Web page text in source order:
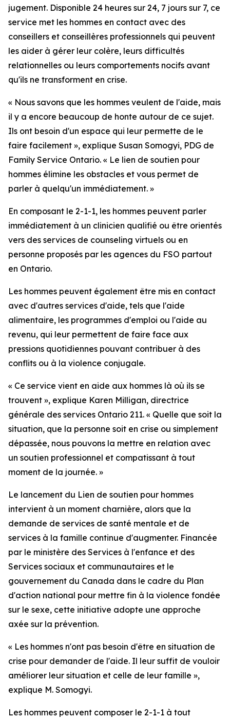
jugement. Disponible 24 heures sur 24, 7 jours sur 7, ce
service met les hommes en contact avec des
conseillers et conseillères professionnels qui peuvent
les aider à gérer leur colère, leurs difficultés
relationnelles ou leurs comportements nocifs avant
qu'ils ne transforment en crise.
« Nous savons que les hommes veulent de l'aide, mais
il y a encore beaucoup de honte autour de ce sujet.
Ils ont besoin d'un espace qui leur permette de le
faire facilement », explique Susan Somogyi, PDG de
Family Service Ontario. « Le lien de soutien pour
hommes élimine les obstacles et vous permet de
parler à quelqu'un immédiatement. »
En composant le 2-1-1, les hommes peuvent parler
immédiatement à un clinicien qualifié ou être orientés
vers des services de counseling virtuels ou en
personne proposés par les agences du FSO partout
en Ontario.
Les hommes peuvent également être mis en contact
avec d'autres services d'aide, tels que l'aide
alimentaire, les programmes d'emploi ou l'aide au
revenu, qui leur permettent de faire face aux
pressions quotidiennes pouvant contribuer à des
conflits ou à la violence conjugale.
« Ce service vient en aide aux hommes là où ils se
trouvent », explique Karen Milligan, directrice
générale des services Ontario 211. « Quelle que soit la
situation, que la personne soit en crise ou simplement
dépassée, nous pouvons la mettre en relation avec
un soutien professionnel et compatissant à tout
moment de la journée. »
Le lancement du Lien de soutien pour hommes
intervient à un moment charnière, alors que la
demande de services de santé mentale et de
services à la famille continue d'augmenter. Financée
par le ministère des Services à l'enfance et des
Services sociaux et communautaires et le
gouvernement du Canada dans le cadre du Plan
d'action national pour mettre fin à la violence fondée
sur le sexe, cette initiative adopte une approche
axée sur la prévention.
« Les hommes n'ont pas besoin d'être en situation de
crise pour demander de l'aide. Il leur suffit de vouloir
améliorer leur situation et celle de leur famille »,
explique M. Somogyi.
Les hommes peuvent composer le 2-1-1 à tout